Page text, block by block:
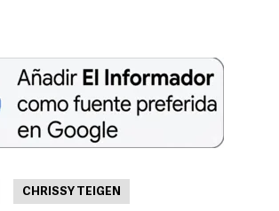
CHRISSY TEIGEN